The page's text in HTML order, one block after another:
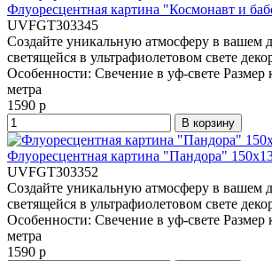
Флуоресцентная картина "Космонавт и
UVFGT303345
Создайте уникальную атмосферу в вашем
светящейся в ультрафиолетовом свете
Особенности: Свечение в уф-свете Размер
метра
1590 р
В корзину
Флуоресцентная картина "Пандора"
UVFGT303352
Создайте уникальную атмосферу в вашем
светящейся в ультрафиолетовом свете
Особенности: Свечение в уф-свете Размер
метра
1590 р